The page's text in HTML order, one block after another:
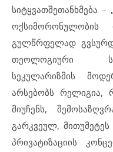
სიტყვათშეთანხმება
გულწრფელად
თეოლოგიური
სეკულარიზმის
არსებობს რელიგია,
მიუჩენს,
გარკვეულ,
პრივატიზაციის